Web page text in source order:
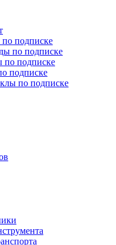
подписке
по подписке
по подписке
подписке
по подписке